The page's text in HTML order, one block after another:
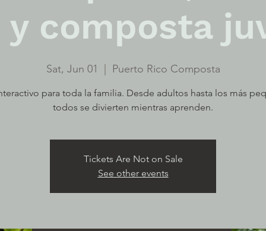
composta
Sat, Jun 01 Puerto Rico Composta
para toda la familia. Desde adultos hasta los más
todos se divierten mientras aprenden.
Tickets Are Not on Sale
See other events